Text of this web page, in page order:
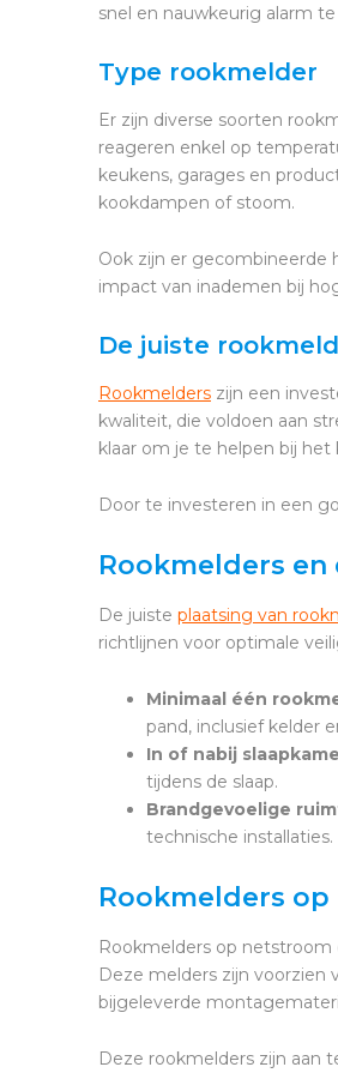
snel en nauwkeurig alarm
Type rookmelder
Er zijn diverse soorten
reageren enkel op
keukens, garages en
kookdampen of stoom.
Ook zijn er gecombineerde
impact van inademen bij
De juiste
Rookmelders zijn een
kwaliteit, die voldoen aan
klaar om je te helpen bij
Door te investeren in een
Rookmelders
De juiste plaatsing van
richtlijnen voor optimale
Minimaal één
pand, inclusief kelder
In of nabij
tijdens de slaap.
Brandgevoelige
technische
Rookmelders
Rookmelders op netstroom
Deze melders zijn voorzien
bijgeleverde
Deze rookmelders zijn aan